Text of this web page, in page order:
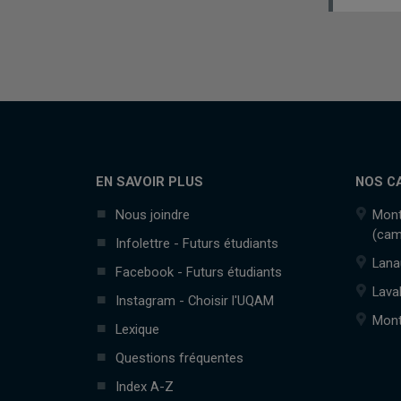
EN SAVOIR PLUS
Nous joindre
Infolettre - Futurs étudiants
Facebook - Futurs étudiants
Instagram - Choisir l'UQAM
Lexique
Questions fréquentes
Index A-Z
NOS
Laval